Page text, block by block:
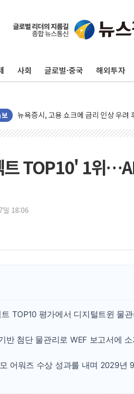
사회 글로벌·중국 해외투자
오세훈 "용산공원 주택 검토, 민주당 스
충북 주말 무더위 지속…청주·진천 35
민주당, 오늘 제주·인천 경선 발표...김
한상협, 업계 개인정보 보안 새판 짠
트럼프, 쿡 연준 이사 해임 재추진
유럽증시, 美 고용 예상 밖 부진에 연
[종합] 이슬람 수니파 3국, '공동방위
트럼프, 백신·자폐증 행정명령 검토…"
[AI MY 뉴스] 뉴욕 반도체주 프리뷰...
뉴욕증시 프리뷰, 美 고용 쇼크에 금리
트 TOP10' 1위
일 18:06
TOP10 평가에서 디지털트윈 물
반 첨단 물관리로 WEF 보고서에
어워즈 수상 성과를 내며 2029년